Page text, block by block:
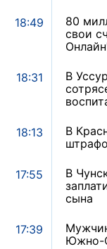
18:49
80
свои
18:31
В
18:13
В
17:55
В
сына
17:39
Южно-